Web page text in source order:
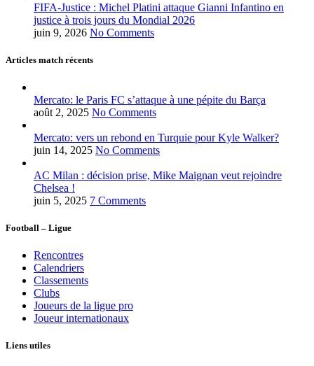
FIFA-Justice : Michel Platini attaque Gianni Infantino en
justice à trois jours du Mondial 2026
juin 9, 2026 No Comments
Articles match récents
Mercato: le Paris FC s’attaque à une pépite du Barça
août 2, 2025 No Comments
Mercato: vers un rebond en Turquie pour Kyle Walker?
juin 14, 2025 No Comments
AC Milan : décision prise, Mike Maignan veut rejoindre
Chelsea !
juin 5, 2025 7 Comments
Football – Ligue
Rencontres
Calendriers
Classements
Clubs
Joueurs de la ligue pro
Joueur internationaux
Liens utiles